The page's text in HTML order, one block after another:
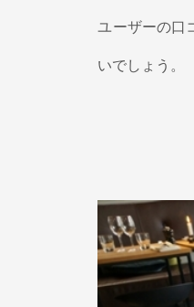
ユーザーの口
いでしょう。